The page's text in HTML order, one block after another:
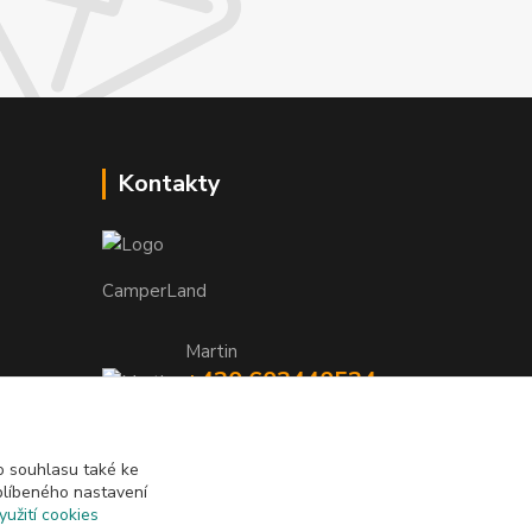
Kontakty
CamperLand
Martin
+420 603440524
souhlasu také ke
nastavení
cookies